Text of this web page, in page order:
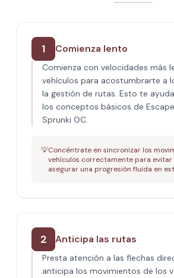
1 Comienza lento
Comienza con velocidades más
vehículos para acostumbrarte a
la gestión de rutas. Esto te
los conceptos básicos de
Sprunki OC.
💡Concéntrate en sincronizar los
vehículos correctamente para evitar
asegurar una progresión fluida en
2 Anticipa las rutas
Presta atención a las flechas
anticipa los movimientos de los